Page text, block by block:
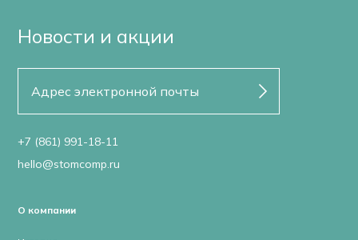
Новости и акции
+7 (861) 991-18-11
hello@stomcomp.ru
О компании